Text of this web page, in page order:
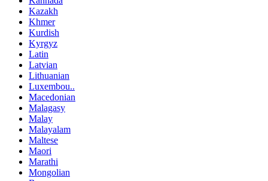
Kazakh
Khmer
Kurdish
Kyrgyz
Latin
Latvian
Lithuanian
Luxembou..
Macedonian
Malagasy
Malay
Malayalam
Maltese
Maori
Marathi
Mongolian